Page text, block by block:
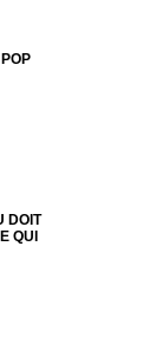
DOIT
QUI